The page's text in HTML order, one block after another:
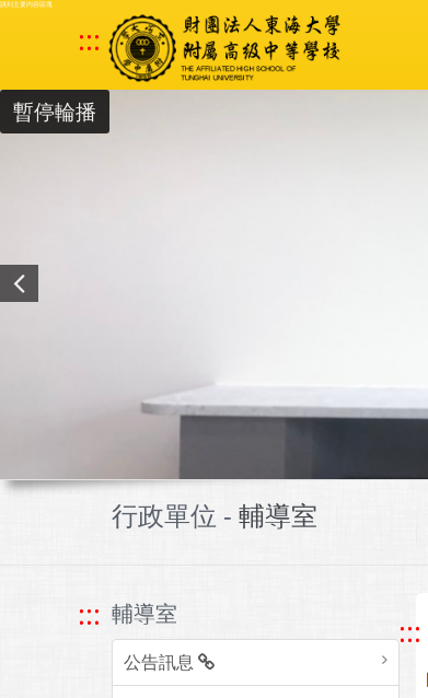
跳到主要內容區塊
:::
暫停輪播
行政單位 - 輔導室
::: 輔導室
公告訊息
:::